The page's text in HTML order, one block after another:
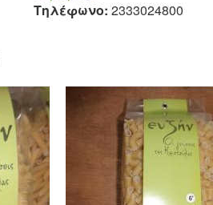
Τηλέφωνο: 2333024800